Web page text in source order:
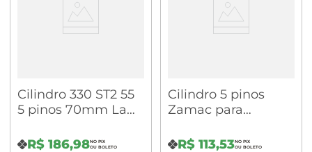
Cilindro 330 ST2 55
5 pinos 70mm La
R$ 186,98
Cilindro 5 pinos
Zamac para
55mm La fonte
R$ 113,53